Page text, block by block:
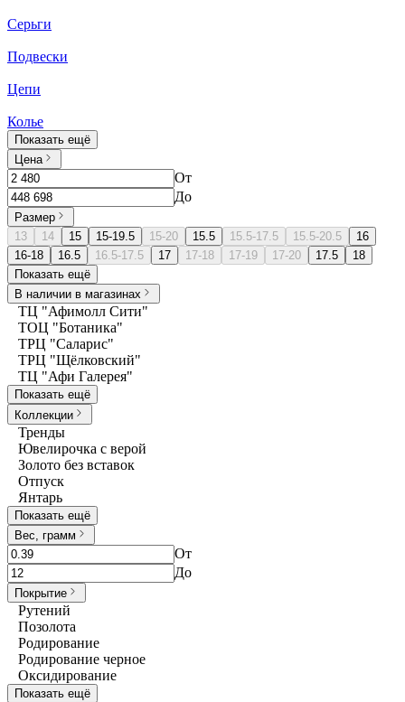
Серьги
Подвески
Цепи
Колье
Показать ещё
Цена
От
До
Размер
13
14 15 15-19.5 15-20 15.5 15.5-17.5 15.5-20.5
16
16-18
16.5 16.5-17.5 17 17-18 17-19 17-20 17.5
18
Показать ещё
В наличии в магазинах
ТЦ "Афимолл Сити"
ТОЦ "Ботаника"
ТРЦ "Саларис"
ТРЦ "Щёлковский"
ТЦ "Афи Галерея"
Показать ещё
Коллекции
Тренды
Ювелирочка с верой
Золото без вставок
Отпуск
Янтарь
Показать ещё
Вес, грамм
От
До
Покрытие
Рутений
Позолота
Родирование
Родирование черное
Оксидирование
Показать ещё